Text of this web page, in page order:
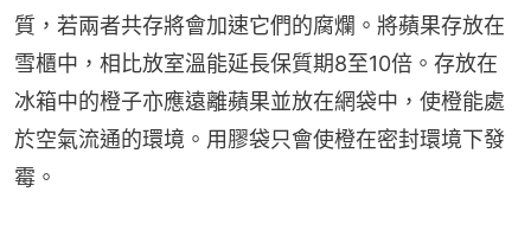
質，若兩者共存將會加速它們的腐爛。將蘋果存放在
雪櫃中，相比放室溫能延長保質期8至10倍。存放在
冰箱中的橙子亦應遠離蘋果並放在網袋中，使橙能處
於空氣流通的環境。用膠袋只會使橙在密封環境下發
霉。